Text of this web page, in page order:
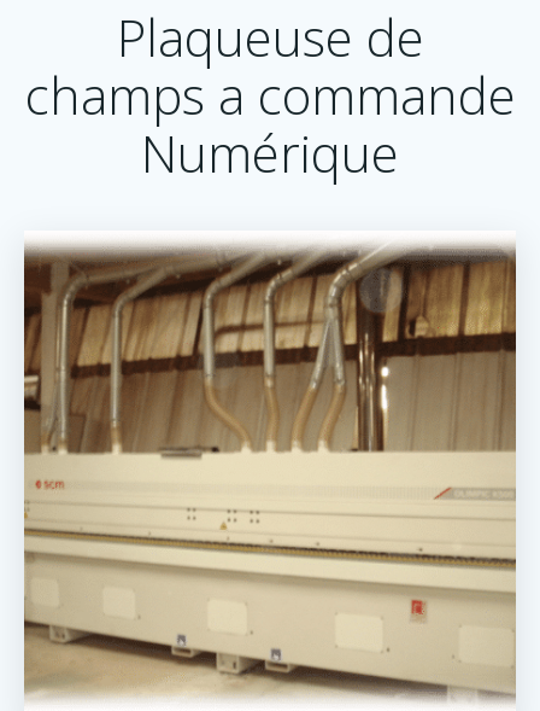
Plaqueuse de
champs a commande
Numérique